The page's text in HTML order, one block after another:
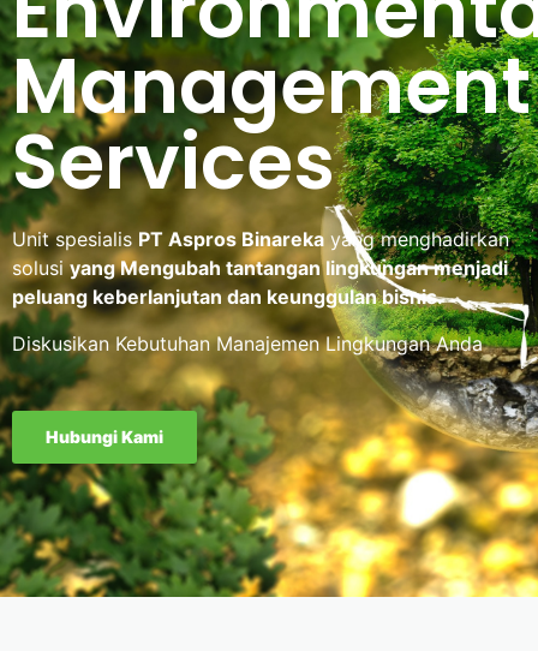
Management
Services
Unit spesialis PT Aspros Binareka yang menghadirkan
solusiyang Mengubah tantangan lingkungan menjadi
peluang keberlanjutan dan keunggulan bisnis.
Diskusikan Kebutuhan Manajemen Lingkungan Anda
Hubungi Kami